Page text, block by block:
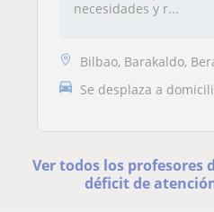
necesidades y r...
Bilbao, Barakaldo,
Se desplaza a
Ver todos los profesores
déficit de